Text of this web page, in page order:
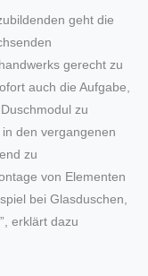
geht die
gerecht zu
auch die Aufgabe,
zu
den vergangenen
zu
von Elementen
bei Glasduschen,
erklärt dazu